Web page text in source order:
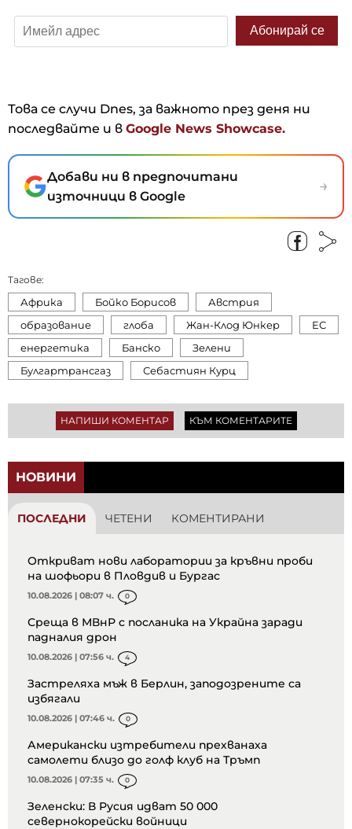
Това се случи Dnes, за важното през деня ни
последвайте и в Google News Showcase.
Добави ни в предпочитани
източници в Google
→
Тагове:
Африка Бойко Борисов
Австрия
образование
глоба Жан-Клод Юнкер
ЕС
енергетика
Банско
Зелени
Булгартрансгаз
Себастиян Курц
НАПИШИ КОМЕНТАР КЪМ КОМЕНТАРИТЕ
НОВИНИ
ПОСЛЕДНИ ЧЕТЕНИ КОМЕНТИРАНИ
Откриват нови лаборатории за кръвни проби
на шофьори в Пловдив и Бургас
10.08.2026 | 08:07 ч. 0
Среща в МВнР с посланика на Украйна заради
падналия дрон
10.08.2026 | 07:56 ч. 4
Застреляха мъж в Берлин, заподозрените са
избягали
10.08.2026 | 07:46 ч. 0
Американски изтребители прехванаха
самолети близо до голф клуб на Тръмп
10.08.2026 | 07:35 ч. 0
Зеленски: В Русия идват 50 000
севернокорейски войници